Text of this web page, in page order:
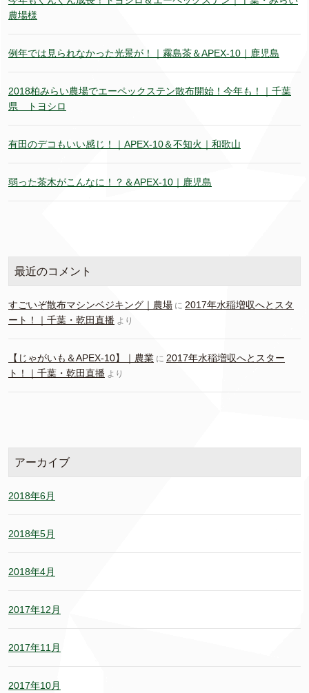
農場様
例年では見られなかった光景が！｜霧島茶＆APEX-10｜鹿児島
2018柏みらい農場でエーペックステン散布開始！今年も！｜千葉
県 トヨシロ
有田のデコもいい感じ！｜APEX-10＆不知火｜和歌山
弱った茶木がこんなに！？＆APEX-10｜鹿児島
最近のコメント
すごいぞ散布マシンベジキング｜農場 に 2017年水稲増収へとスタ
ート！｜千葉・乾田直播 より
【じゃがいも＆APEX-10】｜農業 に 2017年水稲増収へとスター
ト！｜千葉・乾田直播 より
アーカイブ
2018年6月
2018年5月
2018年4月
2017年12月
2017年11月
2017年10月